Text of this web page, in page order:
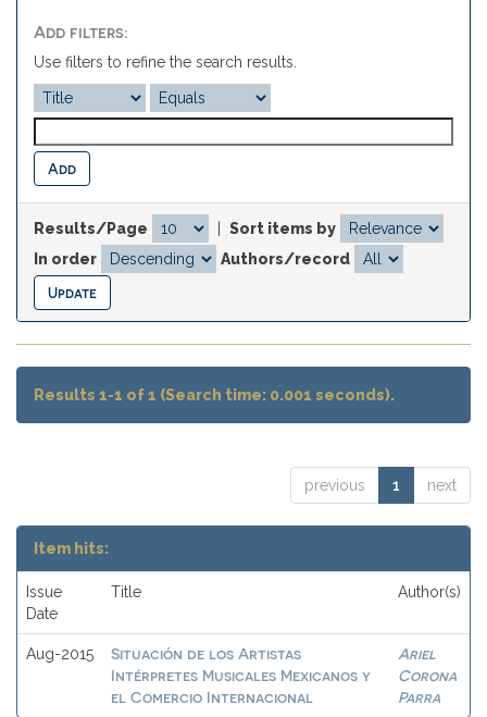
Add filters:
Use filters to refine the search results.
Results/Page
Sort items by
In order
Authors/record
Results 1-1 of 1 (Search time: 0.001 seconds).
previous 1 next
Item hits:
Issue
Date
Title Author(s)
Aug-2015
Situación de los Artistas
Intérpretes Musicales Mexicanos y
el Comercio Internacional
Ariel
Corona
Parra